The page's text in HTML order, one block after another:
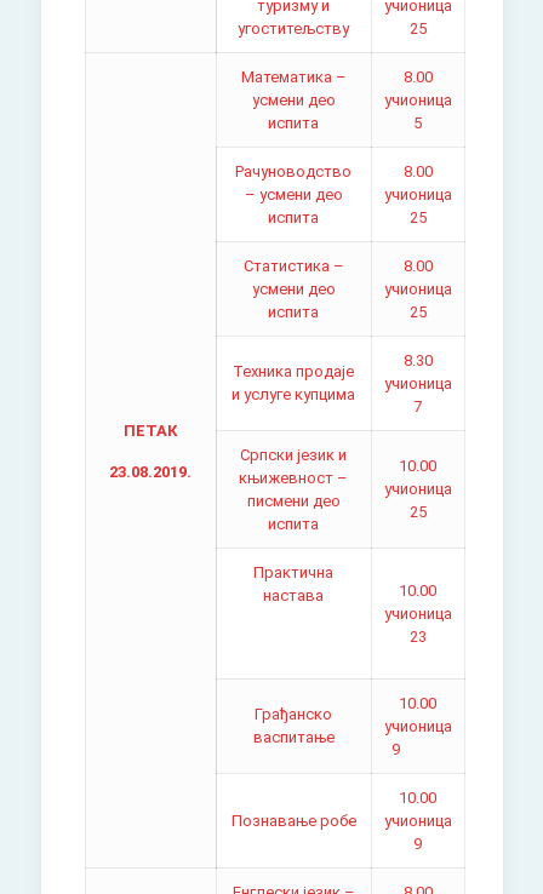
туризму и
угоститељству
учионица
25
ПЕТАК
23.08.2019.
Математика –
усмени део
испита
8.00
учионица
5
Рачуноводство
– усмени део
испита
8.00
учионица
25
Статистика –
усмени део
испита
8.00
учионица
25
Техника продаје
и услуге купцима
8.30
учионица
7
Српски језик и
књижевност –
писмени део
испита
10.00
учионица
25
Практична
настава
10.00
учионица
23
Грађанско
васпитање
10.00
учионица
9
Познавање робе
10.00
учионица
9